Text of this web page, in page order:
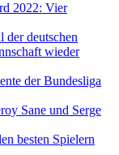
2022: Vier
der deutschen
wieder
der Bundesliga
Sane und Serge
besten Spielern